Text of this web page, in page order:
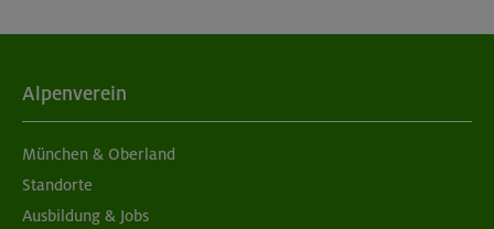
Alpenverein
München & Oberland
Standorte
Ausbildung & Jobs